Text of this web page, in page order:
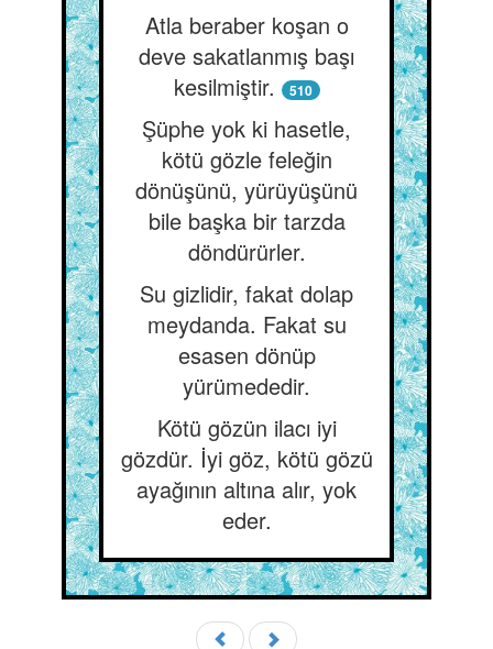
Atla beraber koşan o
deve sakatlanmış başı
kesilmiştir.
510
Şüphe yok ki hasetle,
kötü gözle feleğin
dönüşünü, yürüyüşünü
bile başka bir tarzda
döndürürler.
Su gizlidir, fakat dolap
meydanda. Fakat su
esasen dönüp
yürümededir.
Kötü gözün ilacı iyi
gözdür. İyi göz, kötü gözü
ayağının altına alır, yok
eder.